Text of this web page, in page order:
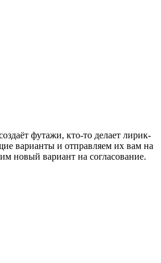
футажи, кто-то делает лирик-
варианты и отправляем их вам на
новый вариант на согласование.